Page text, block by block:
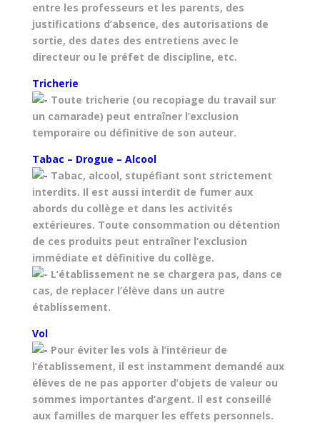
entre les professeurs et les parents, des
justifications d’absence, des autorisations de
sortie, des dates des entretiens avec le
directeur ou le préfet de discipline, etc.
Tricherie
Toute tricherie (ou recopiage du travail sur
un camarade) peut entraîner l’exclusion
temporaire ou définitive de son auteur.
Tabac – Drogue – Alcool
Tabac, alcool, stupéfiant sont strictement
interdits. Il est aussi interdit de fumer aux
abords du collège et dans les activités
extérieures. Toute consommation ou détention
de ces produits peut entraîner l’exclusion
immédiate et définitive du collège.
L’établissement ne se chargera pas, dans ce
cas, de replacer l’élève dans un autre
établissement.
Vol
Pour éviter les vols à l’intérieur de
l’établissement, il est instamment demandé aux
élèves de ne pas apporter d’objets de valeur ou
sommes importantes d’argent. Il est conseillé
aux familles de marquer les effets personnels.